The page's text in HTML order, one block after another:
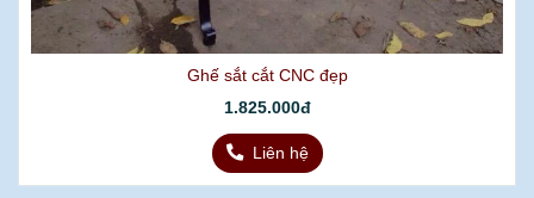
Ghế sắt cắt CNC đẹp
1.825.000đ
Liên hệ